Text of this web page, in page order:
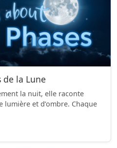
de la Lune
la nuit, elle raconte
lumière et d’ombre. Chaque